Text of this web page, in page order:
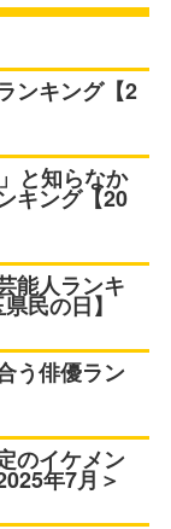
ンキング【2
と知らなか
キング【20
能人ランキ
民の日】
う俳優ラン
のイケメン
年7月＞